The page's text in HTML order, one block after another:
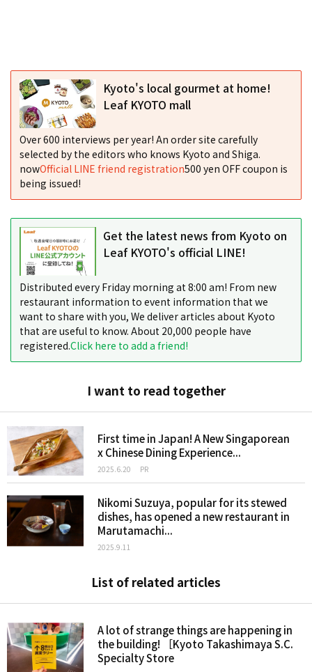
Kyoto's local gourmet at home!
Leaf KYOTO mall
Over 600 interviews per year! An order site carefully
selected by the editors who knows Kyoto and Shiga.
nowOfficial LINE friend registration500 yen OFF coupon is
being issued!
Get the latest news from Kyoto on
Leaf KYOTO's official LINE!
Distributed every Friday morning at 8:00 am! From new
restaurant information to event information that we
want to share with you, We deliver articles about Kyoto
that are useful to know. About 20,000 people have
registered.Click here to add a friend!
I want to read together
First time in Japan! A New Singaporean
x Chinese Dining Experience...
2025.6.20 PR
Nikomi Suzuya, popular for its stewed
dishes, has opened a new restaurant in
Marutamachi...
2025.9.11
List of related articles
A lot of strange things are happening in
the building! ［Kyoto Takashimaya S.C.
Specialty Store